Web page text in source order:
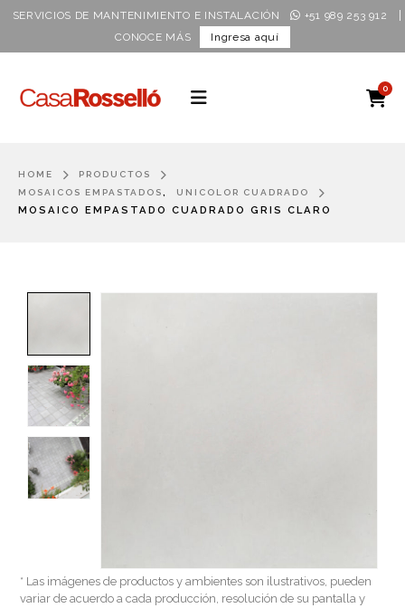
SERVICIOS DE MANTENIMIENTO E INSTALACIÓN +51 989 253 912
CONOCE MÁS Ingresa aquí
0
HOME
PRODUCTOS
MOSAICOS EMPASTADOS, UNICOLOR CUADRADO
MOSAICO EMPASTADO CUADRADO GRIS CLARO
* Las imágenes de productos y ambientes son ilustrativos, pueden
variar de acuerdo a cada producción, resolución de su pantalla y